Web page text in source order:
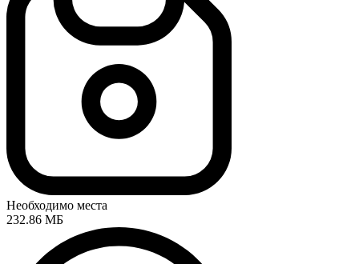
Необходимо места
232.86 МБ